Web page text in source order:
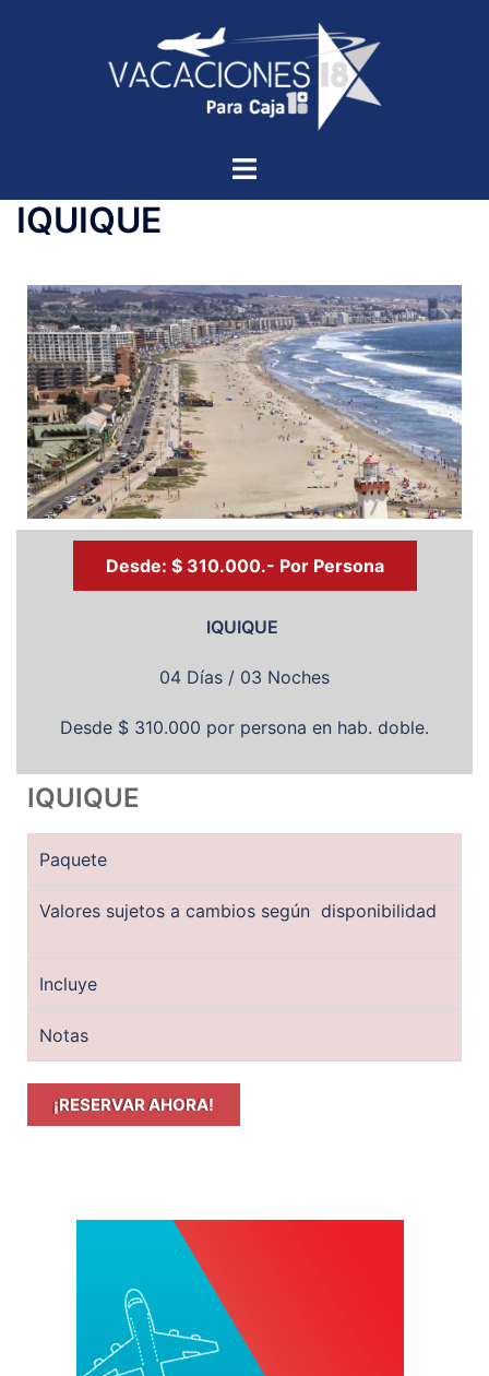
IQUIQUE
Desde: $ 310.000.- Por Persona
IQUIQUE
04 Días / 03 Noches
Desde $ 310.000 por persona en hab. doble.
IQUIQUE
Paquete
Valores sujetos a cambios según disponibilidad
Incluye
Notas
¡RESERVAR AHORA!